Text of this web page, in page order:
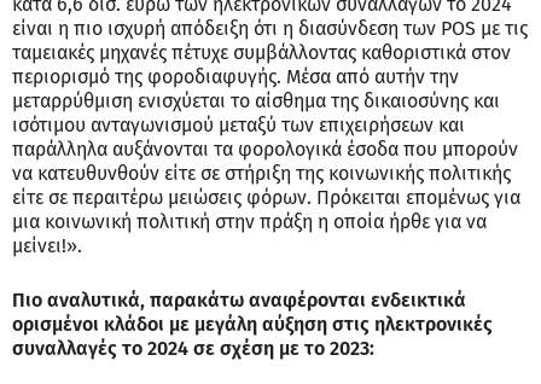
είναι η πιο ισχυρή απόδειξη ότι η διασύνδεση των POS με τις
ταμειακές μηχανές πέτυχε συμβάλλοντας καθοριστικά στον
περιορισμό της φοροδιαφυγής. Μέσα από αυτήν την
μεταρρύθμιση ενισχύεται το αίσθημα της δικαιοσύνης και
ισότιμου ανταγωνισμού μεταξύ των επιχειρήσεων και
παράλληλα αυξάνονται τα φορολογικά έσοδα που μπορούν
να κατευθυνθούν είτε σε στήριξη της κοινωνικής πολιτικής
είτε σε περαιτέρω μειώσεις φόρων. Πρόκειται επομένως για
μια κοινωνική πολιτική στην πράξη η οποία ήρθε για να
μείνει!».
Πιο αναλυτικά, παρακάτω αναφέρονται ενδεικτικά
ορισμένοι κλάδοι με μεγάλη αύξηση στις ηλεκτρονικές
συναλλαγές το 2024 σε σχέση με το 2023: